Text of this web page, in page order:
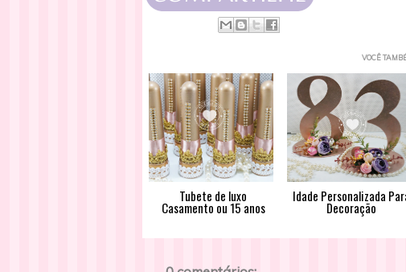
VOCÊ
Tubete de luxo
Casamento ou 15 anos
Idade Personalizada
Decoração